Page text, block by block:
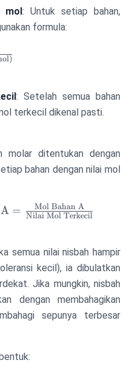
mol: Untuk setiap bahan,
formula:
: Setelah semua bahan
terkecil dikenal pasti.
molar ditentukan dengan
bahan dengan nilai mol
= Nilai Mol Terkecil
Mol Bahan A
semua nilai nisbah hampir
kecil), ia dibulatkan
Jika mungkin, nisbah
dengan membahagikan
sepunya terbesar